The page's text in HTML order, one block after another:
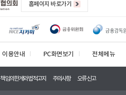
홈페이지 바로가기
이용안내 PC화면보기 전체메뉴
책임의한계와법적고지 주의사항 오류신고